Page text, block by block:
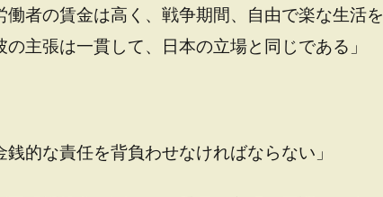
者の賃金は高く、戦争期間、自由で楽な生活を
主張は一貫して、日本の立場と同じである」
的な責任を背負わせなければならない」